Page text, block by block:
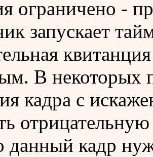
ограничено -
запускает
В некоторых
кадра с
данный кадр